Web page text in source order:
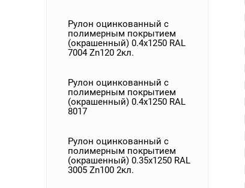
Рулон оцинкованный с
полимерным покрытием
(окрашенный) 0.4x1250 RAL
7004 Zn120 2кл.
Рулон оцинкованный с
полимерным покрытием
(окрашенный) 0.4x1250 RAL
8017
Рулон оцинкованный с
полимерным покрытием
(окрашенный) 0.35x1250 RAL
3005 Zn100 2кл.